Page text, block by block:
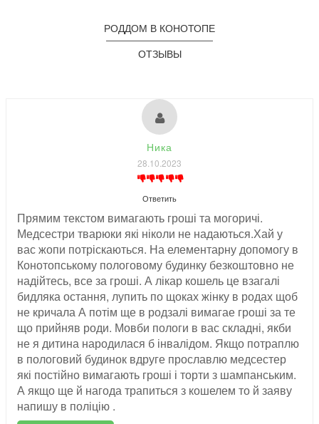
РОДДОМ В КОНОТОПЕ
ОТЗЫВЫ
Ника
28.10.2023
Ответить
Прямим текстом вимагають гроші та могоричі.
Медсестри тварюки які ніколи не надаються.Хай у
вас жопи потріскаються. На елементарну допомогу в
Конотопському пологовому будинку безкоштовно не
надійтесь, все за гроші. А лікар кошель це взагалі
бидляка остання, лупить по щоках жінку в родах щоб
не кричала А потім ще в родзалі вимагае гроші за те
що прийняв роди. Мовби пологи в вас складні, якби
не я дитина народилася б інвалідом. Якщо потраплю
в пологовий будинок вдруге прославлю медсестер
які постійно вимагають гроші і торти з шампанським.
А якщо ще й нагода трапиться з кошелем то й заяву
напишу в поліцію .